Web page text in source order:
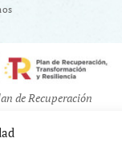
de Recuperación